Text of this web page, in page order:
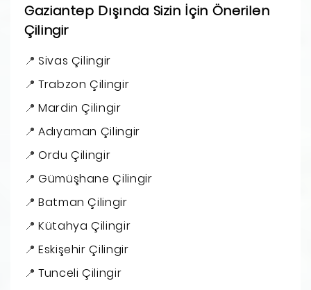
Gaziantep Dışında Sizin İçin Önerilen
Çilingir
Sivas Çilingir
Trabzon Çilingir
Mardin Çilingir
Adıyaman Çilingir
Ordu Çilingir
Gümüşhane Çilingir
Batman Çilingir
Kütahya Çilingir
Eskişehir Çilingir
Tunceli Çilingir